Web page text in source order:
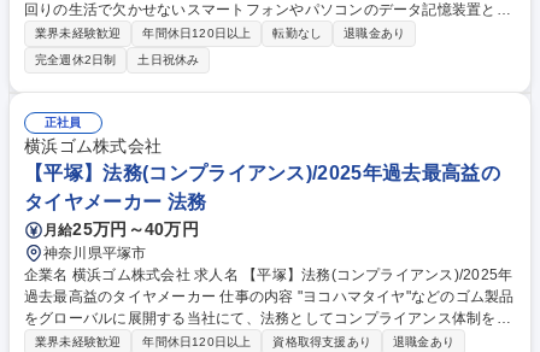
回りの生活で欠かせないスマートフォンやパソコンのデータ記憶装置とし
て使用される半導体メモリ（DRAM）の世界売上シェア3位の当社にて、
ご経験に合わせて以下の業務をお任せ致します。 【詳細】装置エンジニ
ア：半導体製造装置の構造・動作の理解を深め、装置の改良や生産性向上
に貢献いただきます。関連部門と協力体制を構築いただき、自身の担当領
域の生産性最大化とサイクルタイム短縮に取り組んでいただき、安定した
品質を維持するための装置状態管理を行います。 【魅力】半導体メモリ
は、今後のIT社会の発展には欠かせず、自身の仕事を通じて世の中の発展
に貢献することができるやりがいがございます。 募集職種 □JR95250
【広島】装置エンジニア/第二新卒歓迎/世界的半導体メモリメーカー
業界未経験歓迎 年間休日120日以上 転勤なし
退職金あり
完全週休2日制
土日祝休み
正社員
横浜ゴム株式会社
【平塚】法務(コンプライアンス)/2025年過去最高益の
タイヤメーカー 法務
月給25万円～40万円
神奈川県平塚市
企業名 横浜ゴム株式会社 求人名 【平塚】法務(コンプライアンス)/2025年
過去最高益のタイヤメーカー 仕事の内容 "ヨコハマタイヤ"などのゴム製品
をグローバルに展開する当社にて、法務としてコンプライアンス体制を企
画・構築・改善まで一貫して担当をお任せします。 ■国内外(特に、海外)
業界未経験歓迎 年間休日120日以上 資格取得支援あり
退職金あり